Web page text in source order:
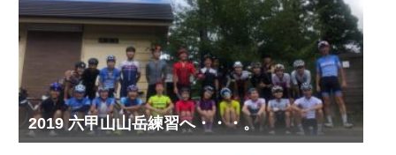
2019 六甲山山岳練習へ・・・。